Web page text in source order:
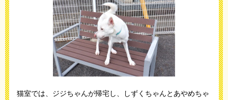
猫室では、ジジちゃんが帰宅し、しずくちゃんとあやめちゃ